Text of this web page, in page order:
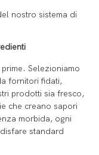
Selezioniamo
fornitori fidati,
prodotti sia fresco,
che creano sapori
morbida, ogni
standard